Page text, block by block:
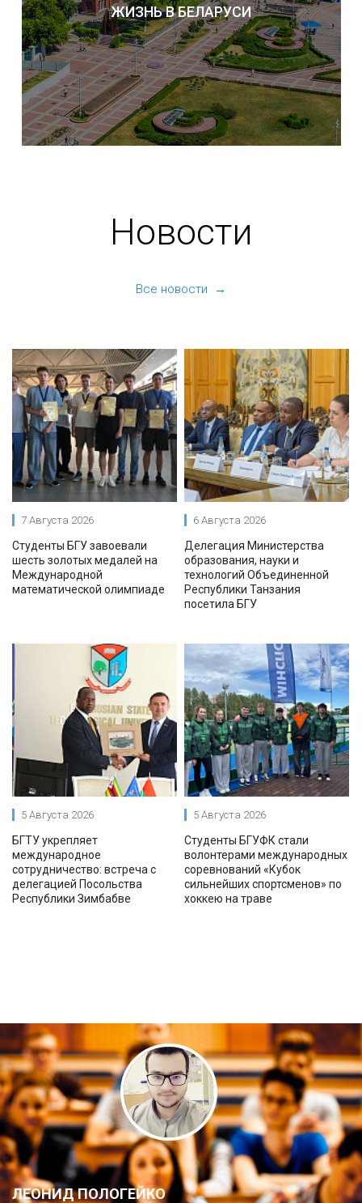
ЖИЗНЬ В БЕЛАРУСИ
Новости
Все новости →
7 Августа 2026
Студенты БГУ завоевали
шесть золотых медалей на
Международной
математической олимпиаде
6 Августа 2026
Делегация Министерства
образования, науки и
технологий Объединенной
Республики Танзания
посетила БГУ
5 Августа 2026
БГТУ укрепляет
международное
сотрудничество: встреча с
делегацией Посольства
Республики Зимбабве
5 Августа 2026
Студенты БГУФК стали
волонтерами международных
соревнований «Кубок
сильнейших спортсменов» по
хоккею на траве
ЛЕОНИД ПОЛОГЕЙКО